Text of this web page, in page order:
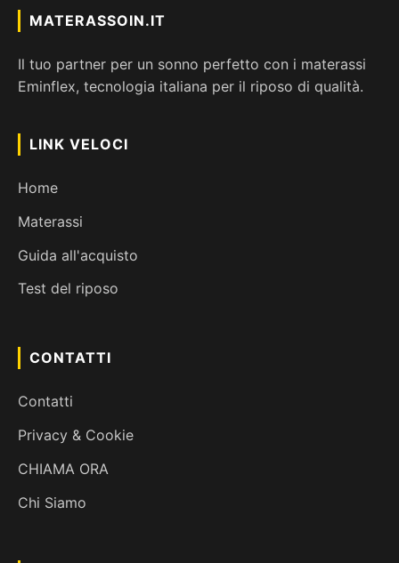
MATERASSOIN.IT
Il tuo partner per un sonno perfetto con i materassi
Eminflex, tecnologia italiana per il riposo di qualità.
LINK VELOCI
Home
Materassi
Guida all'acquisto
Test del riposo
CONTATTI
Contatti
Privacy & Cookie
CHIAMA ORA
Chi Siamo